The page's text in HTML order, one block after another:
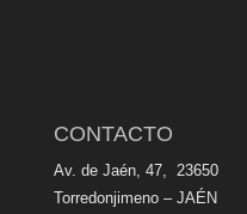
CONTACTO
Av. de Jaén, 47, 23650
Torredonjimeno – JAÉN